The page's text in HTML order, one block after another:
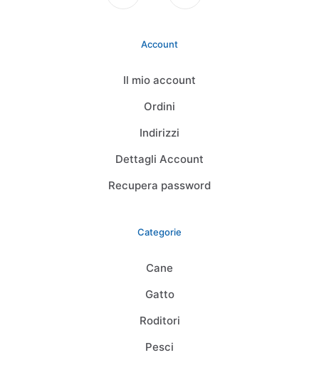
Account
Il mio account
Ordini
Indirizzi
Dettagli Account
Recupera password
Categorie
Cane
Gatto
Roditori
Pesci